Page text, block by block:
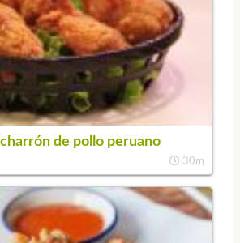
de pollo peruano
30m